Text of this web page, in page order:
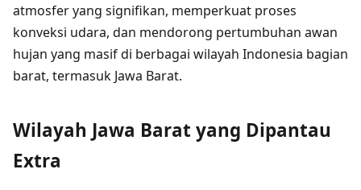
atmosfer yang signifikan, memperkuat proses
konveksi udara, dan mendorong pertumbuhan awan
hujan yang masif di berbagai wilayah Indonesia bagian
barat, termasuk Jawa Barat.
Wilayah Jawa Barat yang Dipantau
Extra